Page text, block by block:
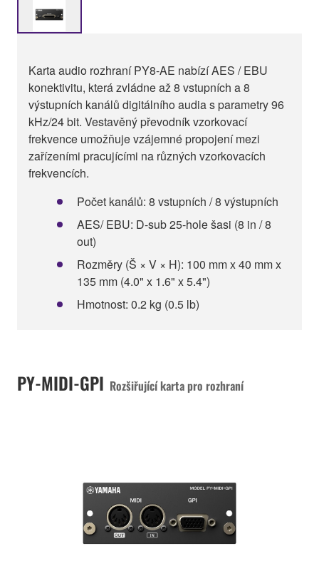
Karta audio rozhraní PY8-AE nabízí AES / EBU
konektivitu, která zvládne až 8 vstupních a 8
výstupních kanálů digitálního audia s parametry 96
kHz/24 bit. Vestavěný převodník vzorkovací
frekvence umožňuje vzájemné propojení mezi
zařízeními pracujícími na různých vzorkovacích
frekvencích.
Počet kanálů: 8 vstupních / 8 výstupních
AES/ EBU: D-sub 25-hole šasi (8 in / 8
out)
Rozměry (Š × V × H): 100 mm x 40 mm x
135 mm (4.0" x 1.6" x 5.4")
Hmotnost: 0.2 kg (0.5 lb)
PY-MIDI-GPI Rozšiřující karta pro rozhraní